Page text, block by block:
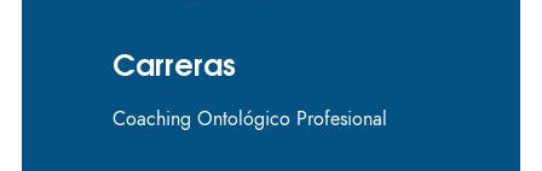
Carreras
Coaching Ontológico Profesional